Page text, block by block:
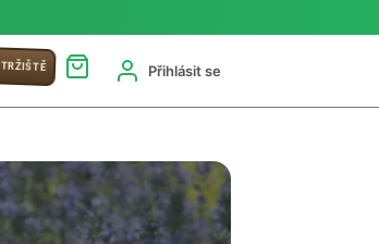
TRŽIŠTĚ Přihlásit se